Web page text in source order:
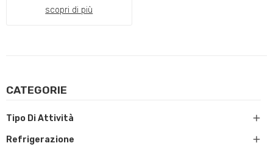
CATEGORIE
Tipo Di Attività 
Refrigerazione 
scopri di più